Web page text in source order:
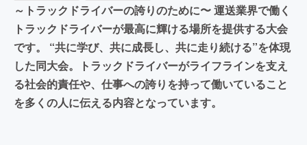
～トラックドライバーの誇りのために〜 運送業界で働く
トラックドライバーが最高に輝ける場所を提供する大会
です。 “共に学び、共に成長し、共に走り続ける”を体現
した同大会。トラックドライバーがライフラインを支え
る社会的責任や、仕事への誇りを持って働いていること
を多くの人に伝える内容となっています。